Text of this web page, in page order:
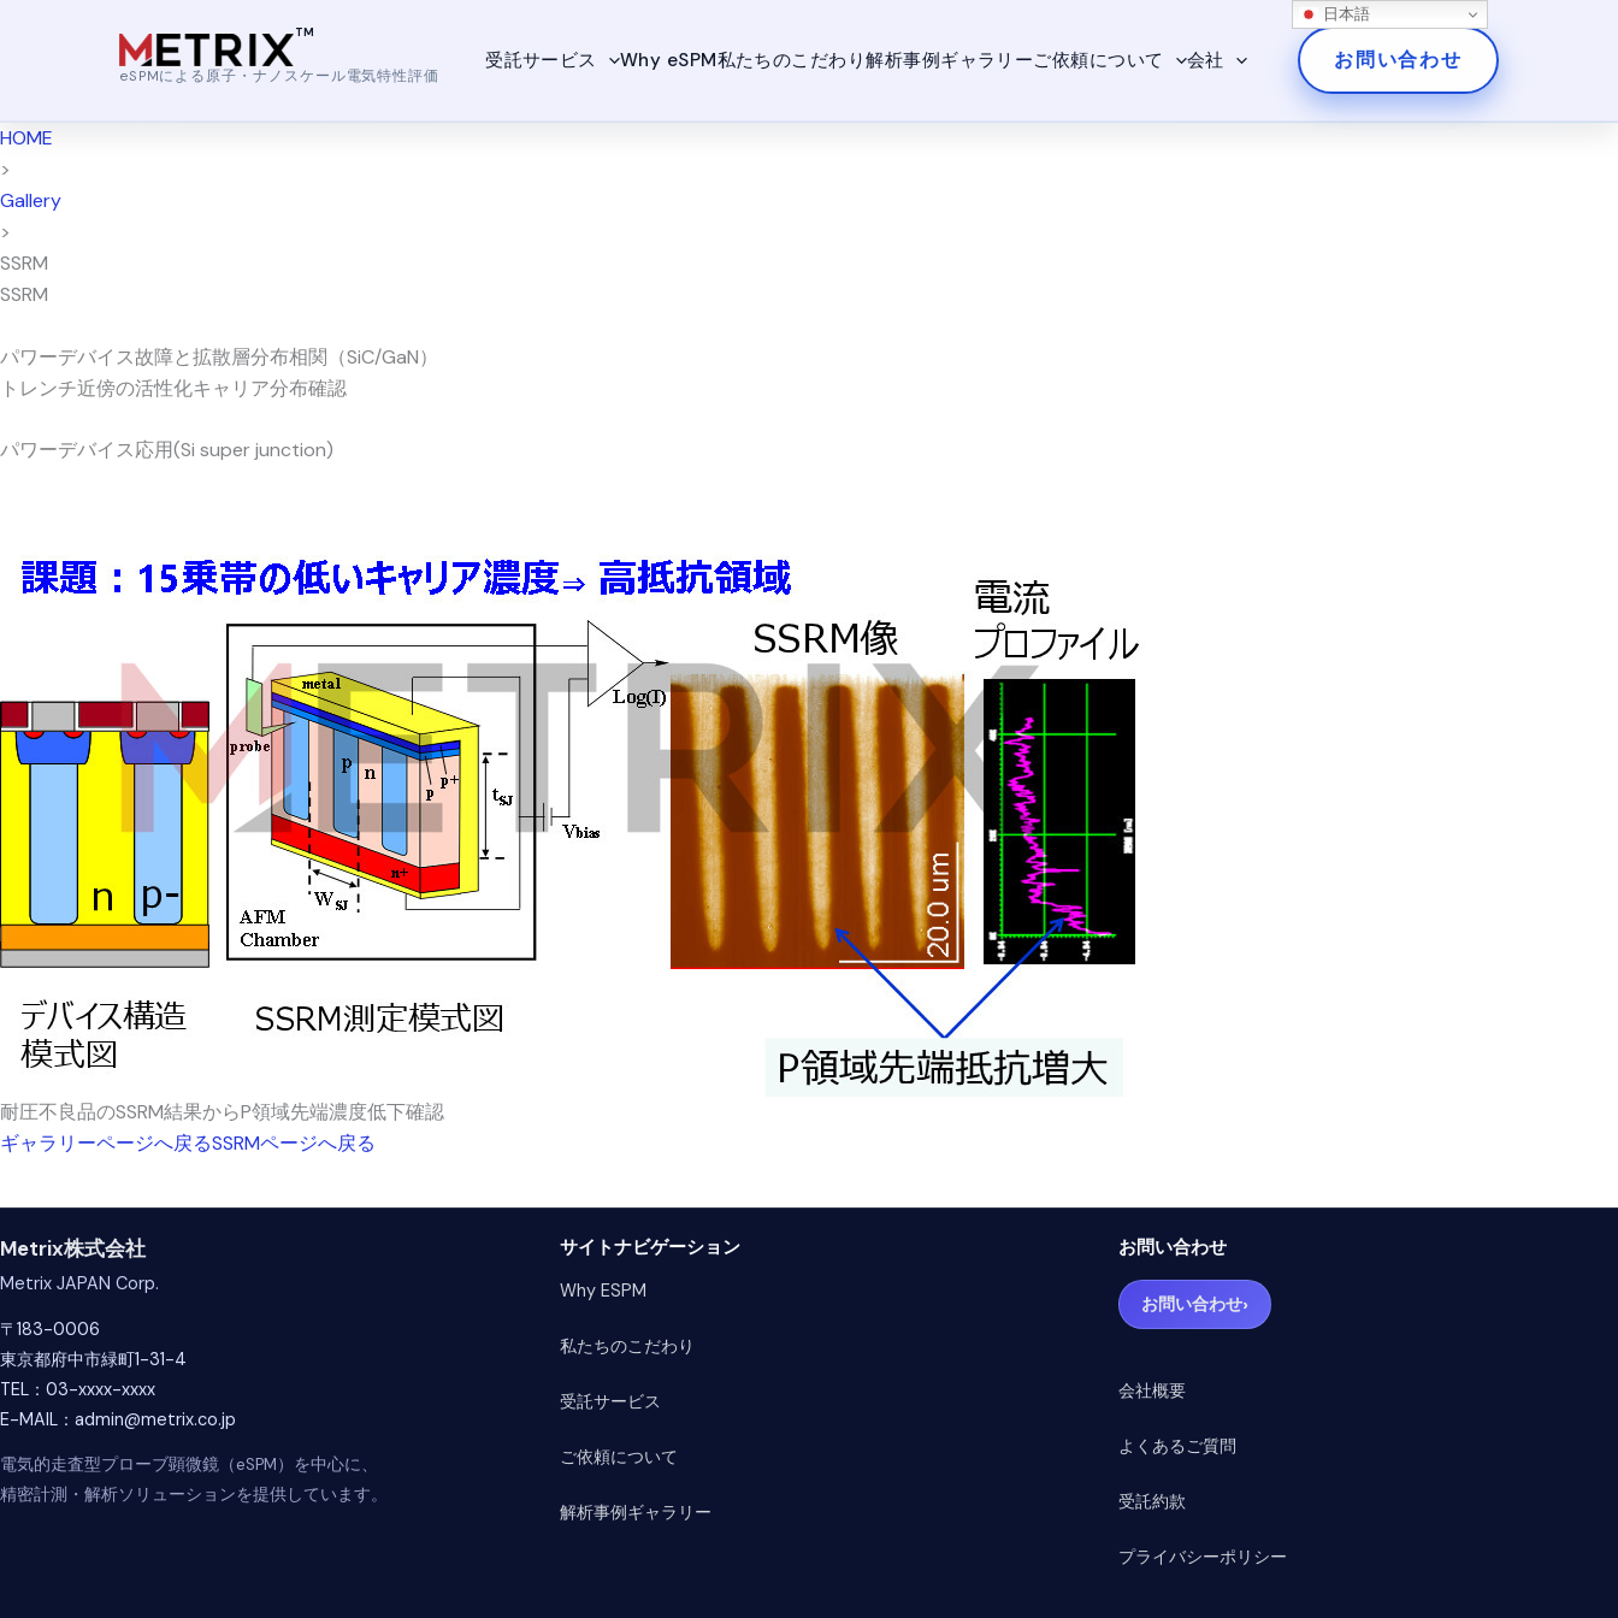
キ
ッ
プ
eSPMによる原子・ナノスケール電気特性評価
受託サービス Why eSPM私たちのこだわり解析事例ギャラリーご依頼について 会社 お問い合わせ
HOME
>
Gallery
>
SSRM
SSRM
パワーデバイス故障と拡散層分布相関（SiC/GaN）
トレンチ近傍の活性化キャリア分布確認
パワーデバイス応用(Si super junction)
耐圧不良品のSSRM結果からP領域先端濃度低下確認
ギャラリーページへ戻るSSRMページへ戻る
Metrix株式会社
Metrix JAPAN Corp.
〒183-0006
東京都府中市緑町1-31-4
TEL：03-xxxx-xxxx
E-MAIL：admin@metrix.co.jp
電気的走査型プローブ顕微鏡（eSPM）を中心に、
精密計測・解析ソリューションを提供しています。
サイトナビゲーション
Why ESPM
私たちのこだわり
受託サービス
ご依頼について
解析事例ギャラリー
お問い合わせ
お問い合わせ›
会社概要
よくあるご質問
受託約款
プライバシーポリシー
日本語